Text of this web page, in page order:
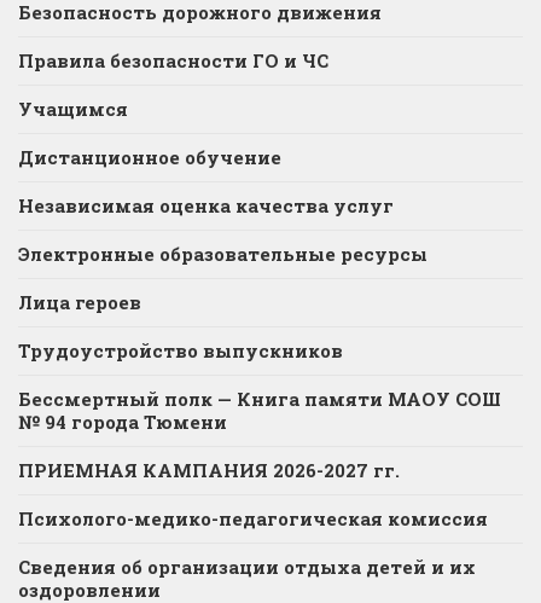
Безопасность дорожного движения
Правила безопасности ГО и ЧС
Учащимся
Дистанционное обучение
Независимая оценка качества услуг
Электронные образовательные ресурсы
Лица героев
Трудоустройство выпускников
Бессмертный полк — Книга памяти МАОУ СОШ
№ 94 города Тюмени
ПРИЕМНАЯ КАМПАНИЯ 2026-2027 гг.
Психолого-медико-педагогическая комиссия
Сведения об организации отдыха детей и их
оздоровлении